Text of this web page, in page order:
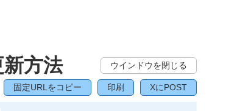
方法 ウインドウを閉じる
固定URLをコピー 印刷 XにPOST